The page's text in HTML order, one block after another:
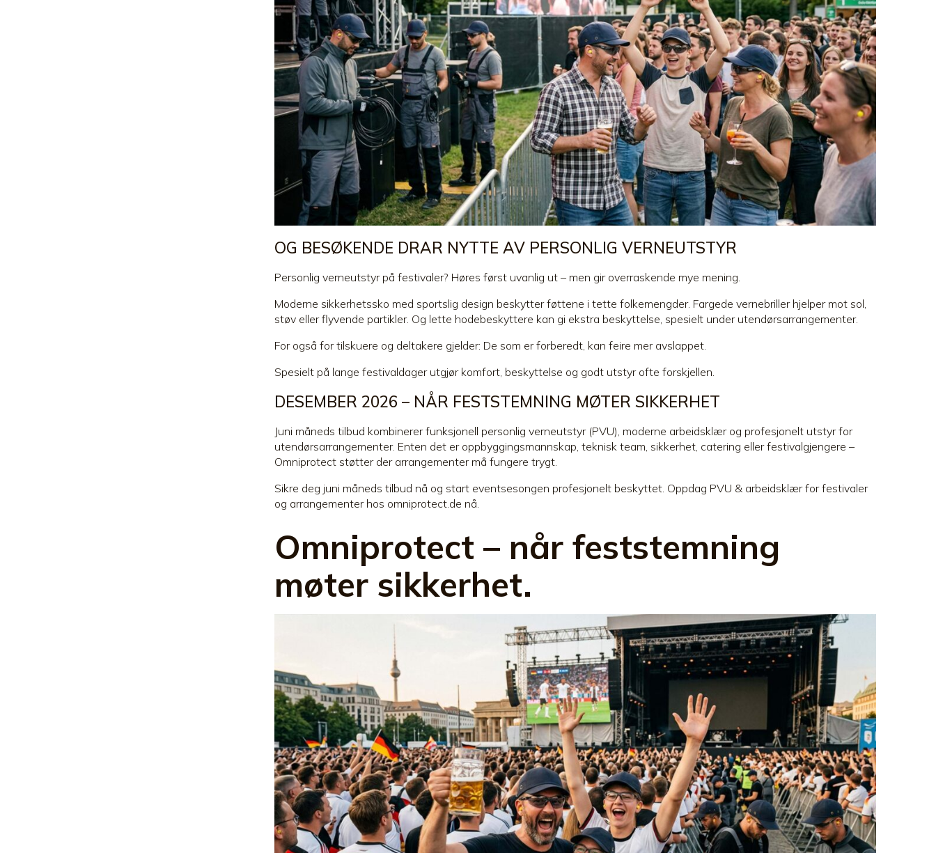
OG BESØKENDE DRAR NYTTE AV PERSONLIG VERNEUTSTYR
Personlig verneutstyr på festivaler? Høres først uvanlig ut – men gir overraskende mye mening.
Moderne sikkerhetssko med sportslig design beskytter føttene i tette folkemengder. Fargede vernebriller hjelper mot sol,
støv eller flyvende partikler. Og lette hodebeskyttere kan gi ekstra beskyttelse, spesielt under utendørsarrangementer.
For også for tilskuere og deltakere gjelder: De som er forberedt, kan feire mer avslappet.
Spesielt på lange festivaldager utgjør komfort, beskyttelse og godt utstyr ofte forskjellen.
DESEMBER 2026 – NÅR FESTSTEMNING MØTER SIKKERHET
Juni måneds tilbud kombinerer funksjonell personlig verneutstyr (PVU), moderne arbeidsklær og profesjonelt utstyr for
utendørsarrangementer. Enten det er oppbyggingsmannskap, teknisk team, sikkerhet, catering eller festivalgjengere –
Omniprotect støtter der arrangementer må fungere trygt.
Sikre deg juni måneds tilbud nå og start eventsesongen profesjonelt beskyttet. Oppdag PVU & arbeidsklær for festivaler
og arrangementer hos omniprotect.de nå.
Omniprotect – når feststemning
møter sikkerhet.